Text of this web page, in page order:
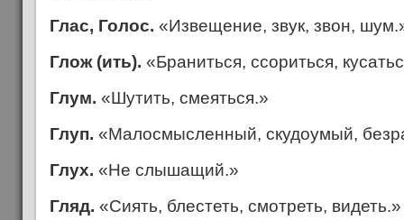
Глас, Голос. «Извещение, звук, звон,
Глож (ить). «Браниться, ссориться,
Глум. «Шутить, смеяться.»
Глуп. «Малосмысленный, скудоумый,
Глух. «Не слышащий.»
Гляд. «Сиять, блестеть, смотреть, видеть.»